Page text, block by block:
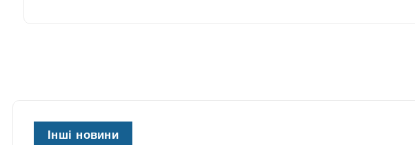
Інші новини